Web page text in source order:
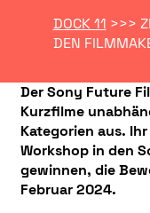
DOCK 11 >>>
DEN
Der Sony Future
Kurzfilme
Kategorien aus.
Workshop in den
gewinnen, die
Februar 2024.